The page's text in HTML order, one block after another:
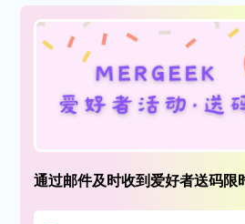
通过邮件及时收到爱好者送码限